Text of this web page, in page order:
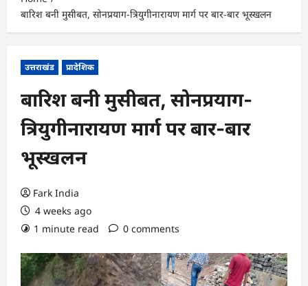
बारिश बनी मुसीबत, सोनप्रयाग-त्रियुगीनारायण मार्ग पर बार-बार भूस्खलन
उत्तराखंड प्रादेशिक
बारिश बनी मुसीबत, सोनप्रयाग-
त्रियुगीनारायण मार्ग पर बार-बार
भूस्खलन
Fark India
4 weeks ago
1 minute read
0 comments